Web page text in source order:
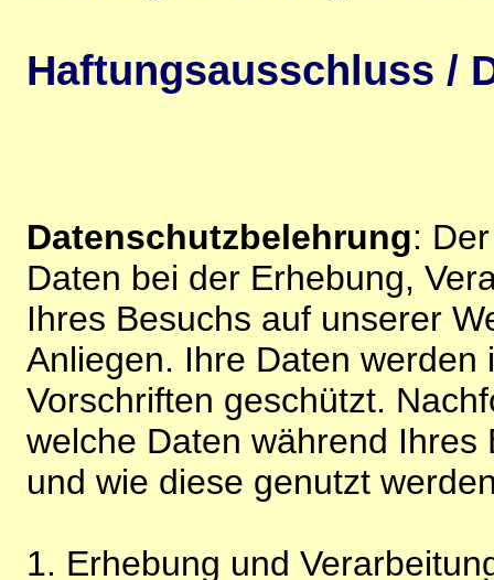
Haftungsausschluss /
Datenschutzbelehrung:
Daten bei der Erhebung,
Ihres Besuchs auf unserer
Anliegen. Ihre Daten
Vorschriften geschützt.
welche Daten während
und wie diese genutzt
1. Erhebung und